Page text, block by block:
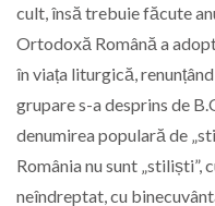
cult, însă trebuie făcute
Ortodoxă Română a
în viața liturgică,
grupare s-a desprins de
denumirea populară de
România nu sunt
neîndreptat, cu